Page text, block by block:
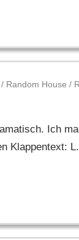
/ Random House /
Ich
Klappentext: